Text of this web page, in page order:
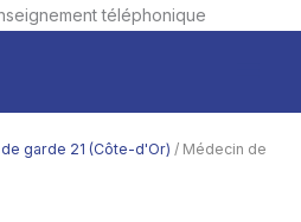
téléphonique
garde 21 (Côte-d'Or) / Médecin de